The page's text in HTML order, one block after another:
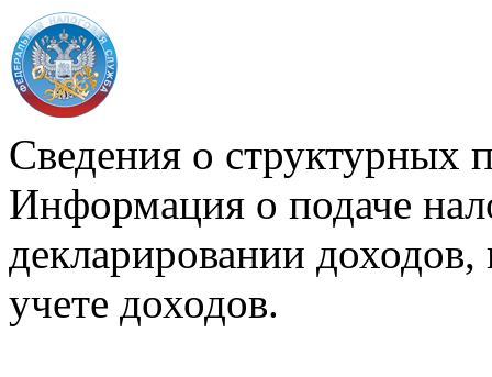
Сведения о структурных
Информация о подаче
декларировании доходов,
учете доходов.